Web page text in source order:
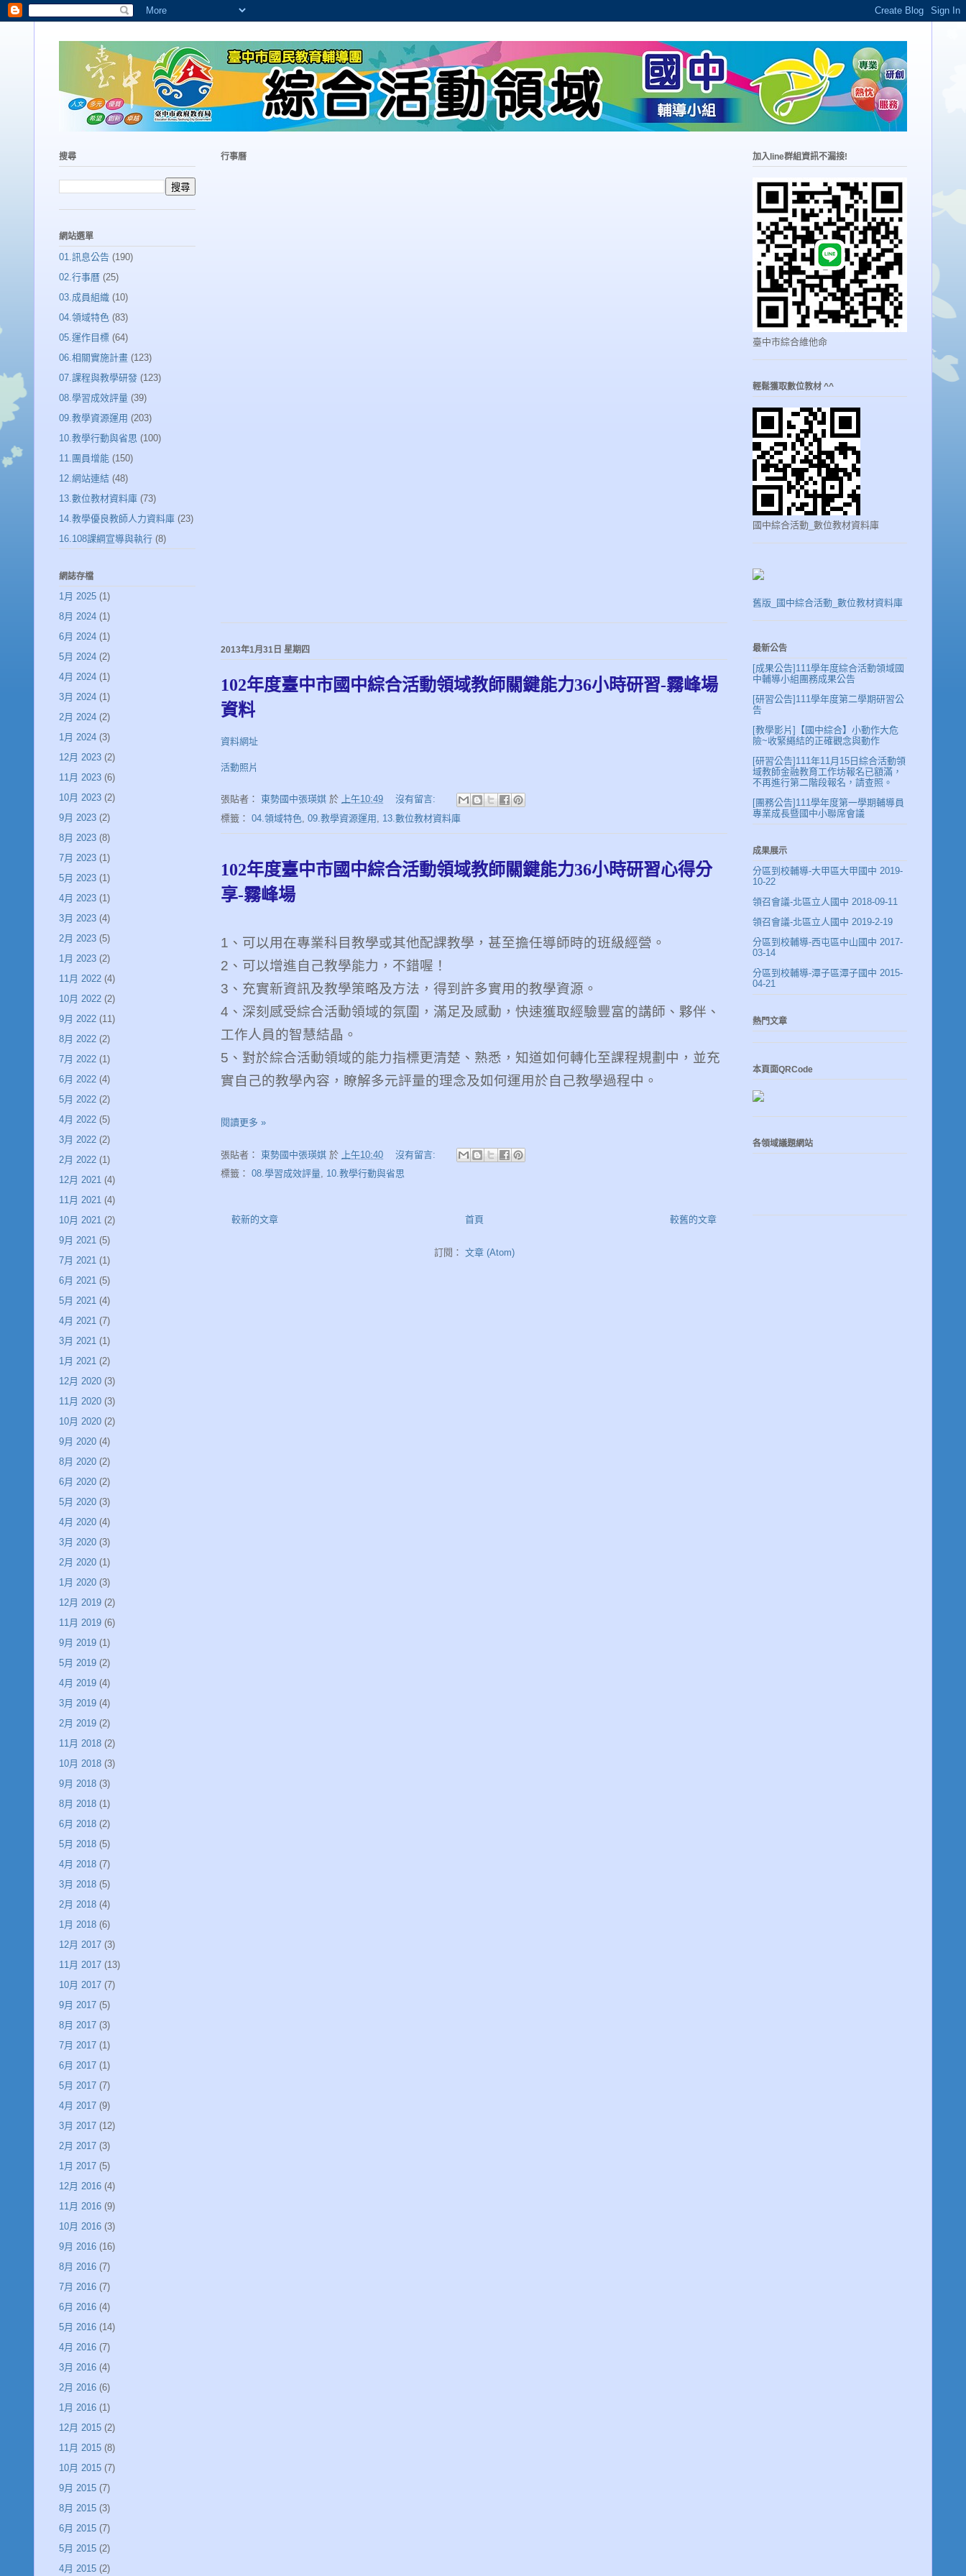
行事曆
2013年1月31日 星期四
102年度臺中市國中綜合活動領域教師關鍵能力36小時研習-霧峰場
資料
資料網址
活動照片
張貼者： 東勢國中張瑛娸 於 上午10:49
沒有留言:
標籤： 04.領域特色 09.教學資源運用 13.數位教材資料庫
102年度臺中市國中綜合活動領域教師關鍵能力36小時研習心得分
享-霧峰場
1 、可以用在專業科目教學或其他配課教學，甚至擔任導師時的班級經營。
2 、可以增進自己教學能力，不錯喔！
3 、充實新資訊及教學策略及方法，得到許多實用的教學資源。
4 、深刻感受綜合活動領域的氛圍，滿足及感動，快速獲取經驗豐富的講師、夥伴、
工作人員的智慧結晶。
5 、對於綜合活動領域的能力指標更清楚、熟悉，知道如何轉化至課程規劃中，並充
實自己的教學內容，瞭解多元評量的理念及如何運用於自己教學過程中 。
閱讀更多 »
張貼者： 東勢國中張瑛娸 於 上午10:40
沒有留言:
標籤： 08.學習成效評量, 10.教學行動與省思
較新的文章 較舊的文章
首頁
訂閱： 文章 (Atom)
搜尋
網站選單
01.訊息公告 (190)
02.行事曆 (25)
03.成員組織 (10)
04.領域特色 (83)
05.運作目標 (64)
06.相關實施計畫 (123)
07.課程與教學研發 (123)
08.學習成效評量 (39)
09.教學資源運用 (203)
10.教學行動與省思 (100)
11.團員增能 (150)
12.網站連結 (48)
13.數位教材資料庫 (73)
14.教學優良教師人力資料庫 (23)
16.108課綱宣導與執行 (8)
網誌存檔
1月 2025 (1)
8月 2024 (1)
6月 2024 (1)
5月 2024 (2)
4月 2024 (1)
3月 2024 (1)
2月 2024 (2)
1月 2024 (3)
12月 2023 (2)
11月 2023 (6)
10月 2023 (2)
9月 2023 (2)
8月 2023 (8)
7月 2023 (1)
5月 2023 (1)
4月 2023 (1)
3月 2023 (4)
2月 2023 (5)
1月 2023 (2)
11月 2022 (4)
10月 2022 (2)
9月 2022 (11)
8月 2022 (2)
7月 2022 (1)
6月 2022 (4)
5月 2022 (2)
4月 2022 (5)
3月 2022 (2)
2月 2022 (1)
12月 2021 (4)
11月 2021 (4)
10月 2021 (2)
9月 2021 (5)
7月 2021 (1)
6月 2021 (5)
5月 2021 (4)
4月 2021 (7)
3月 2021 (1)
1月 2021 (2)
12月 2020 (3)
11月 2020 (3)
10月 2020 (2)
9月 2020 (4)
8月 2020 (2)
6月 2020 (2)
5月 2020 (3)
4月 2020 (4)
3月 2020 (3)
2月 2020 (1)
1月 2020 (3)
12月 2019 (2)
11月 2019 (6)
9月 2019 (1)
5月 2019 (2)
4月 2019 (4)
3月 2019 (4)
2月 2019 (2)
11月 2018 (2)
10月 2018 (3)
9月 2018 (3)
8月 2018 (1)
6月 2018 (2)
5月 2018 (5)
4月 2018 (7)
3月 2018 (5)
2月 2018 (4)
1月 2018 (6)
12月 2017 (3)
11月 2017 (13)
10月 2017 (7)
9月 2017 (5)
8月 2017 (3)
7月 2017 (1)
6月 2017 (1)
5月 2017 (7)
4月 2017 (9)
3月 2017 (12)
2月 2017 (3)
1月 2017 (5)
12月 2016 (4)
11月 2016 (9)
10月 2016 (3)
9月 2016 (16)
8月 2016 (7)
7月 2016 (7)
6月 2016 (4)
5月 2016 (14)
4月 2016 (7)
3月 2016 (4)
2月 2016 (6)
1月 2016 (1)
12月 2015 (2)
11月 2015 (8)
10月 2015 (7)
9月 2015 (7)
8月 2015 (3)
6月 2015 (7)
5月 2015 (2)
4月 2015 (2)
加入line群組資訊不漏接!
臺中市綜合維他命
輕鬆獲取數位教材 ^^
國中綜合活動_數位教材資料庫
舊版_國中綜合活動_數位教材資料庫
最新公告
[成果公告]111學年度綜合活動領域國
中輔導小組團務成果公告
[研習公告]111學年度第二學期研習公
告
[教學影片]【國中綜合】小動作大危
險~收緊繩結的正確觀念與動作
[研習公告]111年11月15日綜合活動領
域教師金融教育工作坊報名已額滿，
不再進行第二階段報名，請查照。
[團務公告]111學年度第一學期輔導員
專業成長暨國中小聯席會議
成果展示
分區到校輔導-大甲區大甲國中 2019-
10-22
領召會議-北區立人國中 2018-09-11
領召會議-北區立人國中 2019-2-19
分區到校輔導-西屯區中山國中 2017-
03-14
分區到校輔導-潭子區潭子國中 2015-
04-21
熱門文章
本頁面QRCode
各領域議題網站